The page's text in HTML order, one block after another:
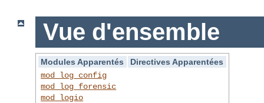
Vue d'ensemble
Modules Apparentés
Directives Apparentées
mod_log_config
mod_log_forensic
mod_logio